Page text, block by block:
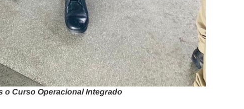
o Curso Operacional Integrado